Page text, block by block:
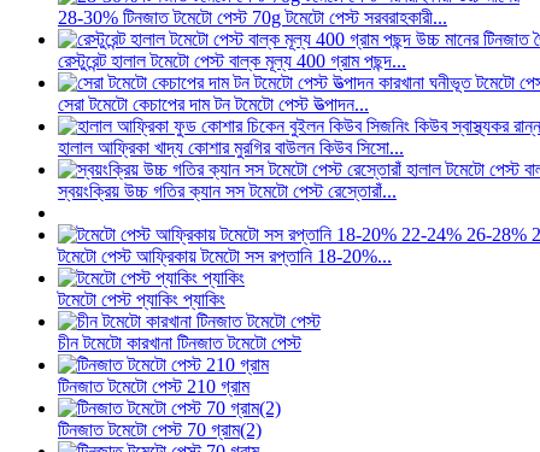
28-30% টিনজাত টমেটো পেস্ট 70g টমেটো পেস্ট সরবরাহকারী...
রেস্টুরেন্ট হালাল টমেটো পেস্ট বাল্ক মূল্য 400 গ্রাম পছন্দ...
সেরা টমেটো কেচাপের দাম টন টমেটো পেস্ট উত্পাদন...
হালাল আফ্রিকা খাদ্য কোশার মুরগির বাউলন কিউব সিসো...
স্বয়ংক্রিয় উচ্চ গতির ক্যান সস টমেটো পেস্ট রেস্তোরাঁ...
টমেটো পেস্ট আফ্রিকায় টমেটো সস রপ্তানি 18-20%...
টমেটো পেস্ট প্যাকিং প্যাকিং
চীন টমেটো কারখানা টিনজাত টমেটো পেস্ট
টিনজাত টমেটো পেস্ট 210 গ্রাম
টিনজাত টমেটো পেস্ট 70 গ্রাম(2)